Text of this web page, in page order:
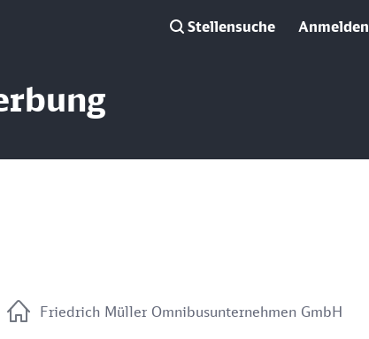
Stellensuche Anmelden
Friedrich Müller Omnibusunternehmen GmbH